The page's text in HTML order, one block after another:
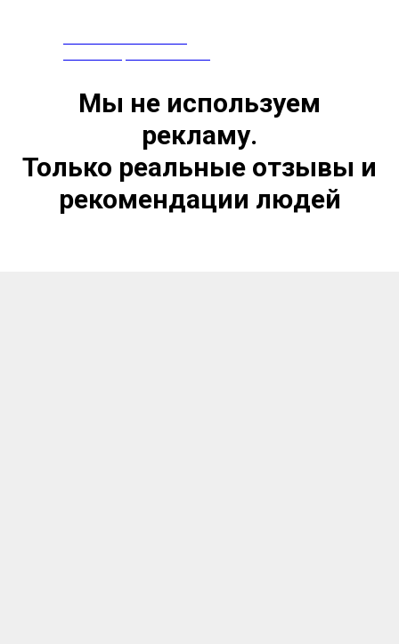
Мы не используем
рекламу.
Только реальные отзывы и
рекомендации людей